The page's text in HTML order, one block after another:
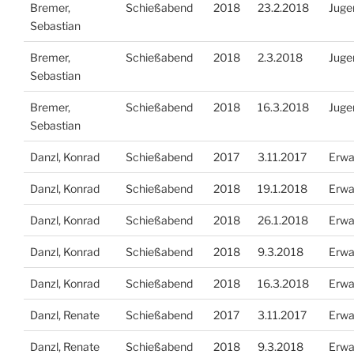
Bremer,
Sebastian
Schießabend 2018 23.2.2018
Bremer,
Sebastian
Schießabend 2018 2.3.2018
Bremer,
Sebastian
Schießabend 2018 16.3.2018
Danzl, Konrad Schießabend 2017 3.11.2017
Danzl, Konrad Schießabend 2018 19.1.2018
Danzl, Konrad Schießabend 2018 26.1.2018
Danzl, Konrad Schießabend 2018 9.3.2018
Danzl, Konrad Schießabend 2018 16.3.2018
Danzl, Renate Schießabend 2017 3.11.2017
Danzl, Renate Schießabend 2018 9.3.2018